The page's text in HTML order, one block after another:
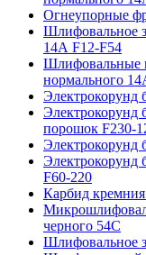
Огнеупорные
Шлифовальное
14А F12-F54
Шлифовальные
нормального
Электрокорунд
порошок F230-
Электрокорунд
F60-220
Карбид
черного 54С
Шлифовальное